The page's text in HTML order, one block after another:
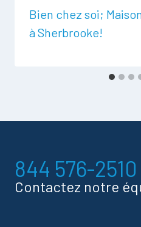
Bien chez soi;
à Sherbrooke!
844 576-2510
Contactez notre